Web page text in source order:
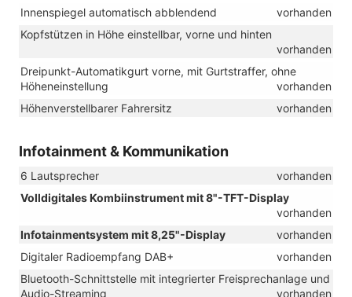
Innenspiegel automatisch abblendend
vorhanden
Kopfstützen in Höhe einstellbar, vorne und hinten
vorhanden
Dreipunkt-Automatikgurt vorne, mit Gurtstraffer, ohne
Höheneinstellung
vorhanden
Höhenverstellbarer Fahrersitz
vorhanden
Infotainment & Kommunikation
6 Lautsprecher
vorhanden
Volldigitales Kombiinstrument mit 8"-TFT-Display
vorhanden
Infotainmentsystem mit 8,25"-Display
vorhanden
Digitaler Radioempfang DAB+
vorhanden
Bluetooth-Schnittstelle mit integrierter Freisprechanlage und
Audio-Streaming
vorhanden